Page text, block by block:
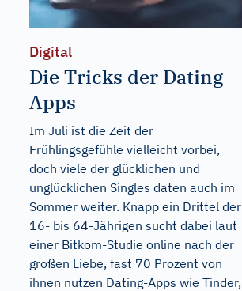
Digital
Die Tricks der Dating
Apps
Im Juli ist die Zeit der
Frühlingsgefühle vielleicht vorbei,
doch viele der glücklichen und
unglücklichen Singles daten auch im
Sommer weiter. Knapp ein Drittel der
16- bis 64-Jährigen sucht dabei laut
einer Bitkom-Studie online nach der
großen Liebe, fast 70 Prozent von
ihnen nutzen Dating-Apps wie Tinder,